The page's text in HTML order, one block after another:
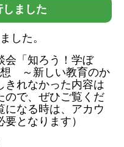
しました
した。
会「知ろう！学ぼ
想 ～新しい教育のか
きれなかった内容は
ので、ぜひご覧くだ
になる時は、アカウ
となります）